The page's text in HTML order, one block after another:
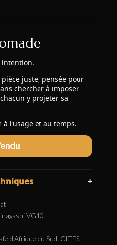
intention.
pièce juste, pensée pour
chercher à imposer
y projeter sa
à l’usage et au temps.
+
VG10
d'Afrique du Sud CITES